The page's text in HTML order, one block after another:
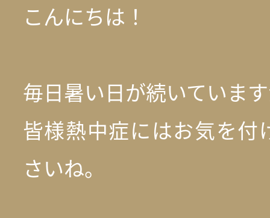
こんにちは！
毎日暑い日が続いていま
皆様熱中症にはお気を付
さいね。